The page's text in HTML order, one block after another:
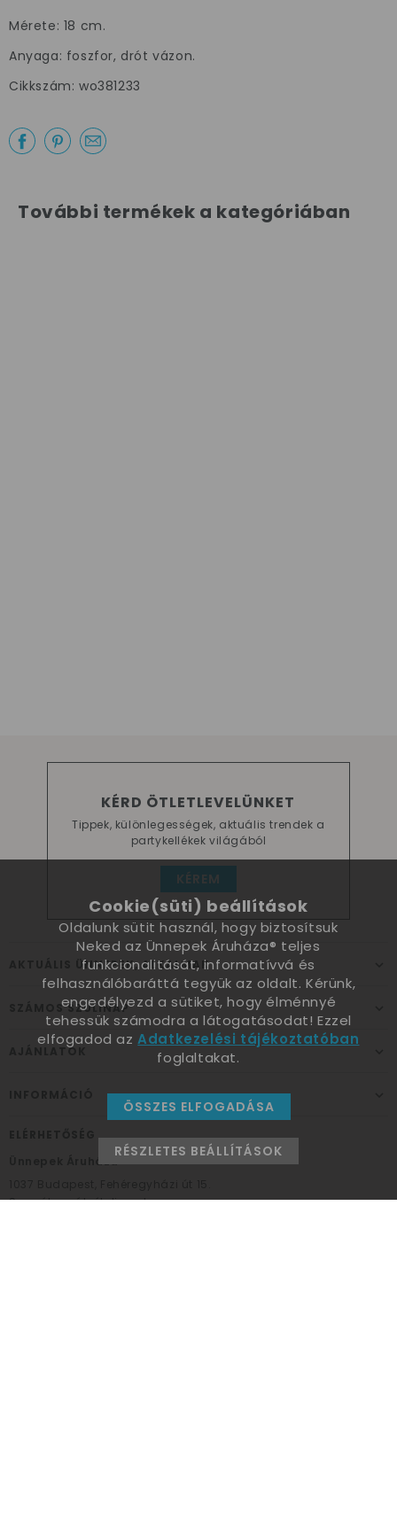
Mérete: 18 cm.
Anyaga: foszfor, drót vázon.
Cikkszám: wo381233
További termékek a kategóriában
KÉRD ÖTLETLEVELÜNKET
Tippek, különlegességek, aktuális trendek a
partykellékek világából
KÉREM
AKTUÁLIS ÜNNEPEK, ALKALMAK
SZÁMOS SZÜLINAP
AJÁNLATOK
Ünnepek Áruháza
Személyes átvételi pont
Cookie(süti) beállítások
Oldalunk sütit használ, hogy biztosítsuk
Neked az Ünnepek Áruháza® teljes
funkcionalitását, informatívvá és
felhasználóbaráttá tegyük az oldalt. Kérünk,
engedélyezd a sütiket, hogy élménnyé
tehessük számodra a látogatásodat! Ezzel
elfogadod azAdatkezelési tájékoztatóban
foglaltakat.
ÖSSZES ELFOGADÁSA
RÉSZLETES BEÁLLÍTÁSOK